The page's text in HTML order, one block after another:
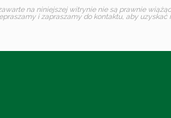
na niniejszej witrynie nie są prawnie
i zapraszamy do kontaktu, aby